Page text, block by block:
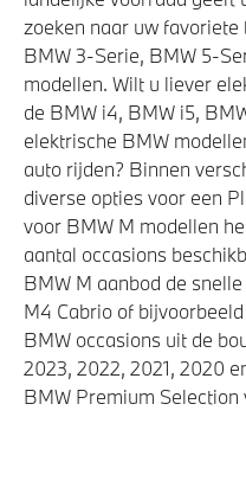
zoeken naar uw favoriete
BMW 3-Serie, BMW 5-
modellen. Wilt u liever
de BMW i4, BMW i5,
elektrische BMW
auto rijden? Binnen
diverse opties voor een
voor BMW M modellen
aantal occasions
BMW M aanbod de
M4 Cabrio of
BMW occasions uit de
2023, 2022, 2021, 2020
BMW Premium Selection